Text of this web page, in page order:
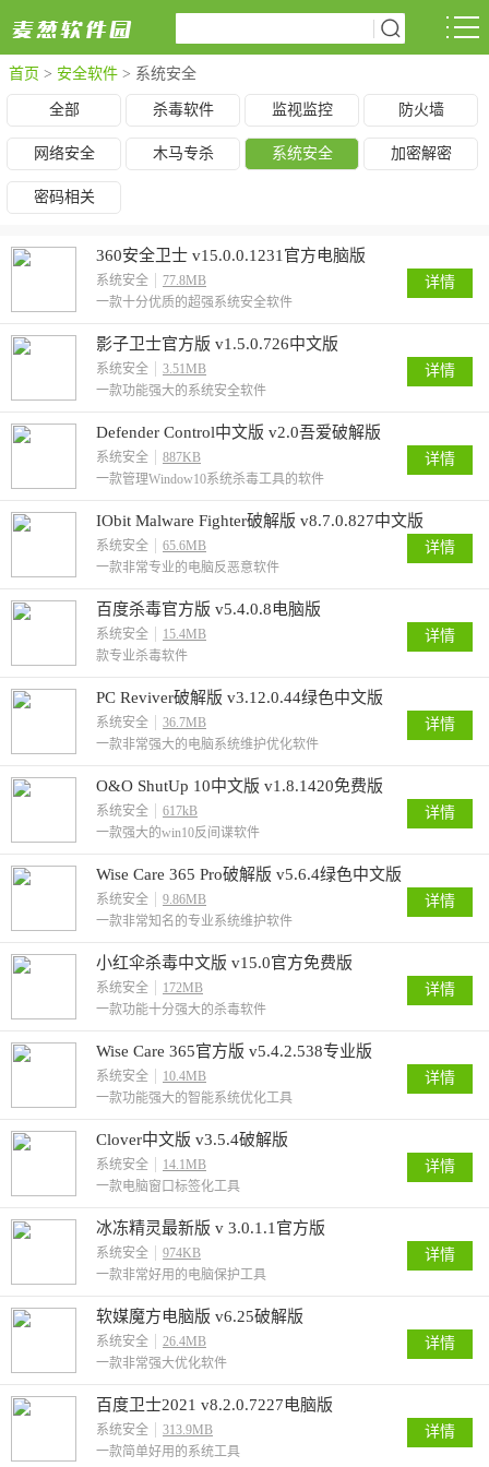
首页 > 安全软件 > 系统安全
全部 杀毒软件 监视监控 防火墙
网络安全 木马专杀 系统安全 加密解密
密码相关
360安全卫士 v15.0.0.1231官方电脑版
系统安全
77.8MB
一款十分优质的超强系统安全软件
详情
影子卫士官方版 v1.5.0.726中文版
系统安全
3.51MB
一款功能强大的系统安全软件
详情
Defender Control中文版 v2.0吾爱破解版
系统安全
887KB
一款管理Window10系统杀毒工具的软件
详情
IObit Malware Fighter破解版 v8.7.0.827中文版
系统安全
65.6MB
一款非常专业的电脑反恶意软件
详情
百度杀毒官方版 v5.4.0.8电脑版
系统安全
15.4MB
款专业杀毒软件
详情
PC Reviver破解版 v3.12.0.44绿色中文版
系统安全
36.7MB
一款非常强大的电脑系统维护优化软件
详情
O&O ShutUp 10中文版 v1.8.1420免费版
系统安全
617kB
一款强大的win10反间谍软件
详情
Wise Care 365 Pro破解版 v5.6.4绿色中文版
系统安全
9.86MB
一款非常知名的专业系统维护软件
详情
小红伞杀毒中文版 v15.0官方免费版
系统安全
172MB
一款功能十分强大的杀毒软件
详情
Wise Care 365官方版 v5.4.2.538专业版
系统安全
10.4MB
一款功能强大的智能系统优化工具
详情
Clover中文版 v3.5.4破解版
系统安全
14.1MB
一款电脑窗口标签化工具
详情
冰冻精灵最新版 v 3.0.1.1官方版
系统安全
974KB
一款非常好用的电脑保护工具
详情
软媒魔方电脑版 v6.25破解版
系统安全
26.4MB
一款非常强大优化软件
详情
百度卫士2021 v8.2.0.7227电脑版
系统安全
313.9MB
一款简单好用的系统工具
详情